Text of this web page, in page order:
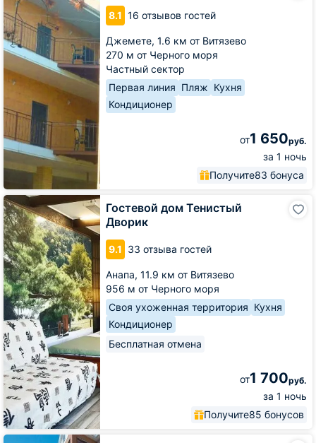
8.1 16 отзывов гостей
Джемете, 1.6 км от Витязево
270 м от Черного моря
Частный сектор
Первая линия Пляж Кухня
Кондиционер
от1 650руб.
за 1 ночь
Получите83 бонуса
Аморе
Гостевой дом Тенистый
Дворик
9.1 33 отзыва гостей
Анапа, 11.9 км от Витязево
956 м от Черного моря
Своя ухоженная территория Кухня
Кондиционер
Бесплатная отмена
от1 700руб.
за 1 ночь
Получите85 бонусов
Гостевой
дом
Тенистый
Дворик
Гостевой